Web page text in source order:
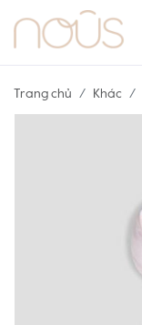
Trang chủ Khác